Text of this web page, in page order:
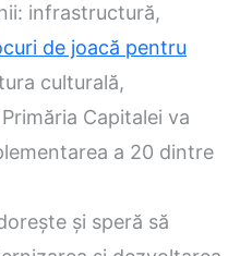
infrastructură,
de joacă pentru
culturală,
Capitalei va
a 20 dintre
şi speră să